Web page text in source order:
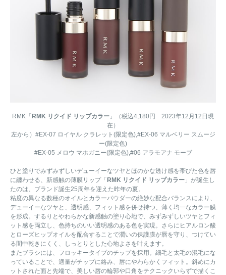
RMK「RMK リクイド リップカラー 」（税込4,180円 2023年12月12日現
在）
左から）#EX-07 ロイヤル クラレット(限定色),#EX-06 マルベリー スムージ
ー(限定色)
#EX-05 メロウ マホガニー(限定色),#06 アラモアナ モーブ
ひと塗りでみずみずしいデューイーなツヤとほのかな透け感を帯びた色を唇
に纏わせる、新感触の薄膜リップ「RMK リクイド リップカラー 」が誕生し
たのは、ブランド誕生25周年を迎えた昨年の夏。
粘度の異なる数種のオイルとカラーパウダーの絶妙な配合バランスにより、
デューイーなツヤと、透明感、フィット感を併せ持つ、薄く均一なカラー膜
を形成。するりとやわらかな新感触の塗り心地で、みずみずしいツヤとフィ
ット感を両立し、色持ちのいい透明感のある色を実現。さらにヒアルロン酸
とローズヒップオイルを配合することで潤いの保護膜が唇を守り、つけてい
る間中乾きにくく、しっとりとした心地よさを叶えます。
またブラシには、フロッキータイプのチップを採用。細毛と太毛の混毛にな
っていることで、適量がチップに絡み、唇にやわらかくフィット。斜めにカ
ットされた面と先端で、美しい唇の輪郭や口角をテクニックいらずで描くこ